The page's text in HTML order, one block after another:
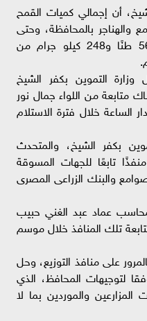
أن إجمالي كميات القمح
والهناجر بالمحافظة، وحتى
صباح اليوم، بلغت 134 ألفًا و56 طنًا و248 كيلو جرام من
التموين بكفر الشيخ
متابعة من اللواء جمال نور
الساعة خلال فترة الاستلام
بكفر الشيخ، والمتحدث
الرسمي للمديرية، أن هناك 22 منفذًا تابعًا للجهات المسوقة
والبنك الزراعى المصرى
عماد عبد الغني حبيب
تلك المنافذ خلال موسم
على منافذ التوزيع، وحل
لتوجيهات المحافظ، الذي
والموردين بما لا